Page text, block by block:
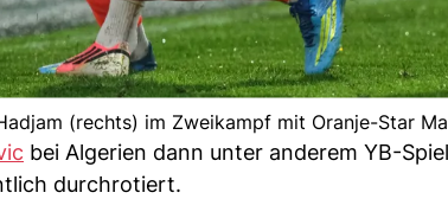
(rechts) im Zweikampf mit Oranje-Star
bei Algerien dann unter anderem YB-
durchrotiert.